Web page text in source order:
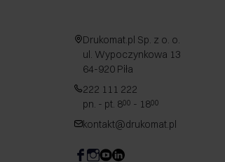
Drukomat.pl Sp. z o. o.
ul. Wypoczynkowa 13
64-920 Piła
222 111 222
pn. - pt. 800 - 1800
kontakt@drukomat.pl